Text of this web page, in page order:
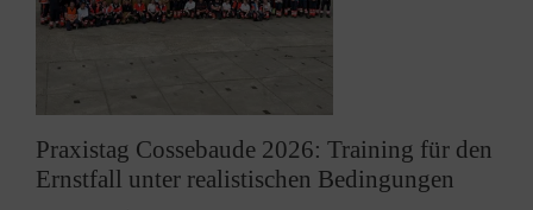
Praxistag Cossebaude 2026: Training für den
Ernstfall unter realistischen Bedingungen